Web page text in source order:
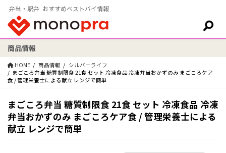
弁当・駅弁 おすすめベストバイ情報
検索:
商品情報
HOME 商品情報
シルバーライフ
まごころ弁当 糖質制限食 21食 セット 冷凍食品 冷凍弁当おかずのみ まごころケア
食 / 管理栄養士による献立 レンジで簡単
まごころ弁当 糖質制限食 21食 セット 冷凍食品 冷凍
弁当おかずのみ まごころケア食 / 管理栄養士による
献立 レンジで簡単